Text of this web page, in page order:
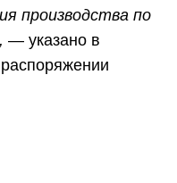
производства по
— указано в